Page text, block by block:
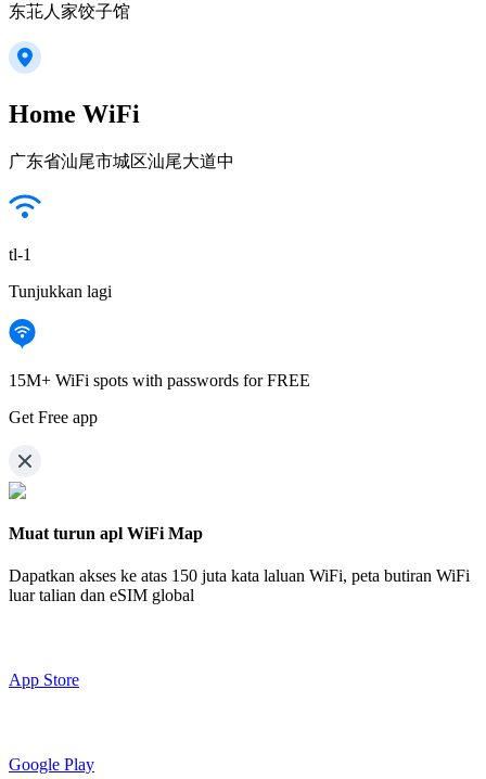
东苝人家饺子馆
Home WiFi
广东省汕尾市城区汕尾大道中
tl-1
Tunjukkan lagi
15M+ WiFi spots with passwords for FREE
Get Free app
Muat turun apl WiFi Map
Dapatkan akses ke atas 150 juta kata laluan WiFi, peta butiran WiFi
luar talian dan eSIM global
App Store
Google Play